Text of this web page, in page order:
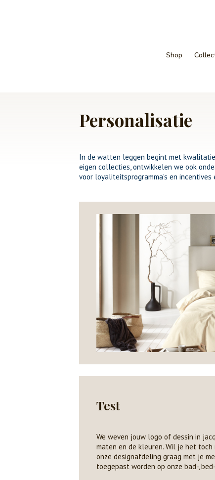
Shop
Personalisatie
In de watten leggen begint met
eigen collecties, ontwikkelen we ook
voor loyaliteitsprogramma’s en
Test
We weven jouw logo of dessin in
maten en de kleuren. Wil je het
onze designafdeling graag met je
toegepast worden op onze bad-,